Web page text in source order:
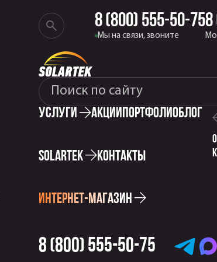
Показать
поиск
8 (800) 555-50-75
Мы на связи, звоните
8
Что
найти
Услуги АкцииПортфолиоБлог
solartek Контакты
интернет-магазин
о
8 (800) 555-50-75 Telegramm
MAX